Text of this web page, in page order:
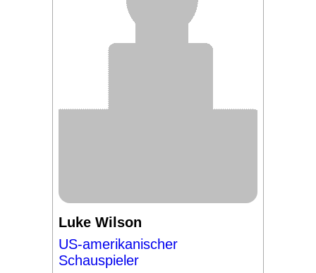
Luke Wilson
US-amerikanischer
Schauspieler